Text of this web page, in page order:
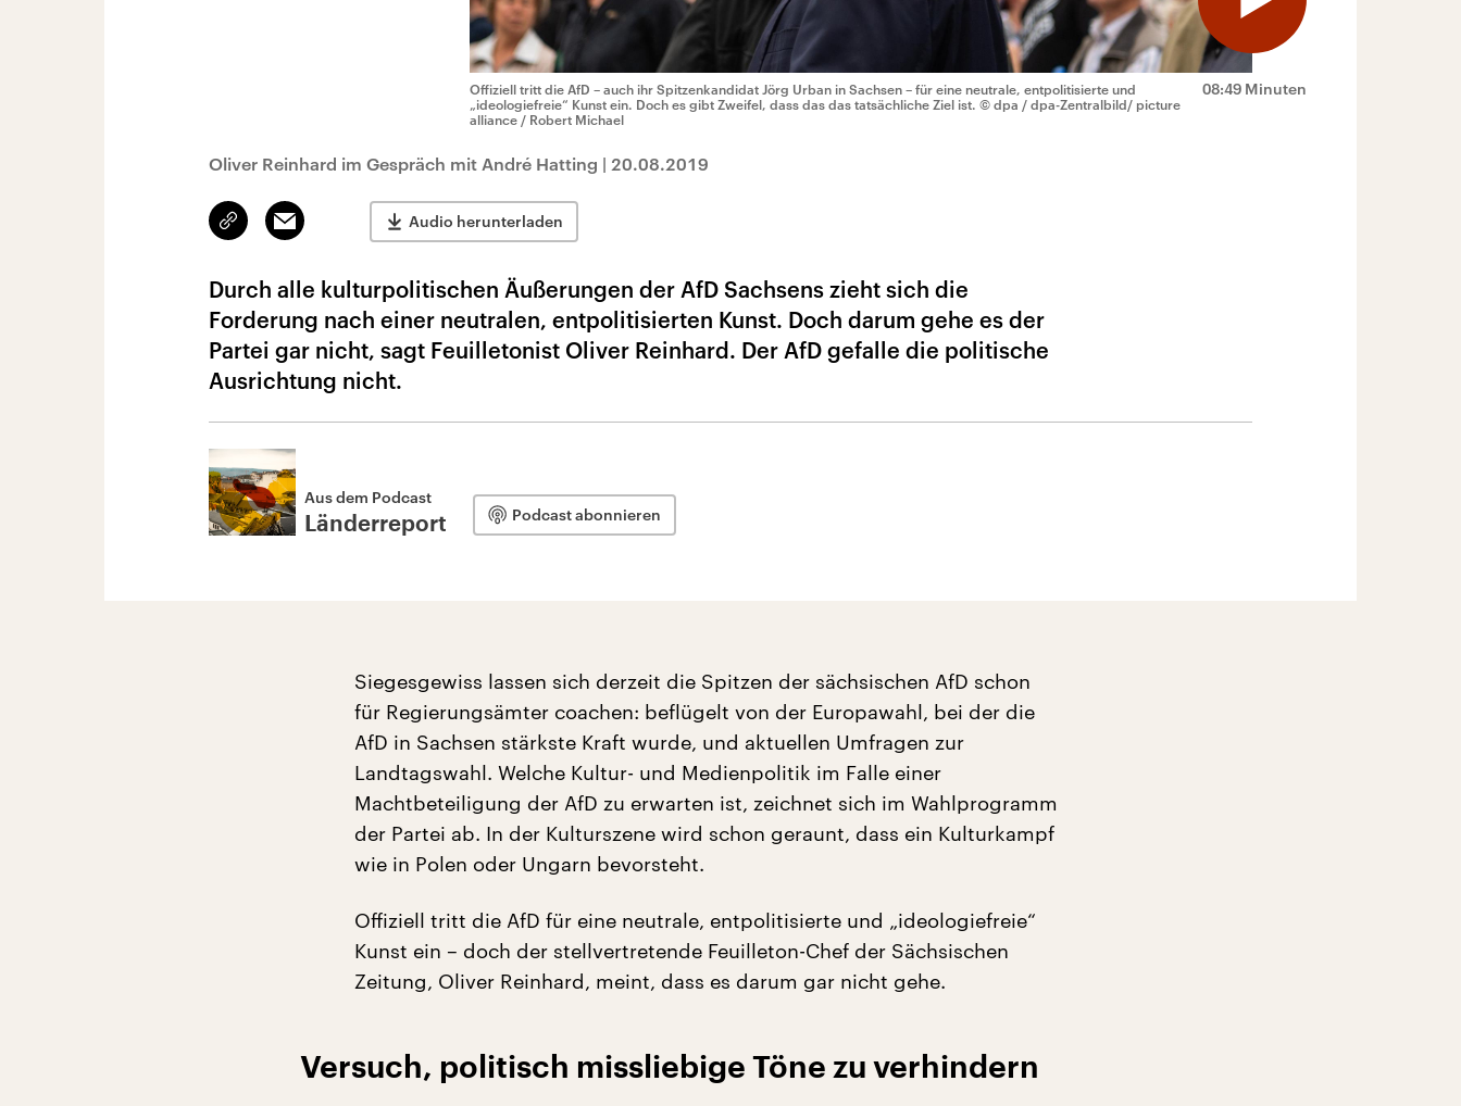
08:49 Minuten
Offiziell tritt die AfD – auch ihr Spitzenkandidat Jörg Urban in Sachsen – für eine neutrale, entpolitisierte und
„ideologiefreie“ Kunst ein. Doch es gibt Zweifel, dass das das tatsächliche Ziel ist. © dpa / dpa-Zentralbild/ picture
alliance / Robert Michael
Oliver Reinhard im Gespräch mit André Hatting | 20.08.2019
Link
kopieren/teilen
Email Audio herunterladen
Durch alle kulturpolitischen Äußerungen der AfD Sachsens zieht sich die
Forderung nach einer neutralen, entpolitisierten Kunst. Doch darum gehe es der
Partei gar nicht, sagt Feuilletonist Oliver Reinhard. Der AfD gefalle die politische
Ausrichtung nicht.
Aus dem Podcast
Länderreport Podcast abonnieren
Siegesgewiss lassen sich derzeit die Spitzen der sächsischen AfD schon
für Regierungsämter coachen: beflügelt von der Europawahl, bei der die
AfD in Sachsen stärkste Kraft wurde, und aktuellen Umfragen zur
Landtagswahl. Welche Kultur- und Medienpolitik im Falle einer
Machtbeteiligung der AfD zu erwarten ist, zeichnet sich im Wahlprogramm
der Partei ab. In der Kulturszene wird schon geraunt, dass ein Kulturkampf
wie in Polen oder Ungarn bevorsteht.
Offiziell tritt die AfD für eine neutrale, entpolitisierte und „ideologiefreie“
Kunst ein – doch der stellvertretende Feuilleton-Chef der Sächsischen
Zeitung, Oliver Reinhard, meint, dass es darum gar nicht gehe.
Versuch, politisch missliebige Töne zu verhindern